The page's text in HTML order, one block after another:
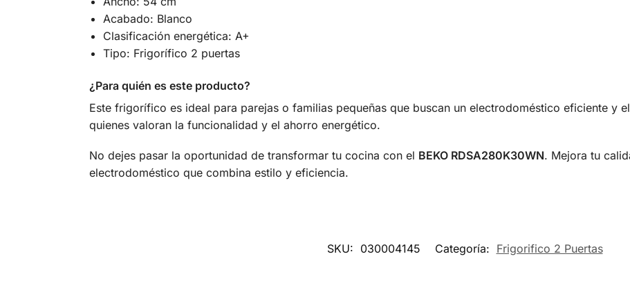
Acabado: Blanco
Clasificación energética: A+
Tipo: Frigorífico 2 puertas
¿Para quién es este producto?
Este frigorífico es ideal para parejas o familias pequeñas que buscan un electrodoméstico eficiente y
quienes valoran la funcionalidad y el ahorro energético.
No dejes pasar la oportunidad de transformar tu cocina con el BEKO RDSA280K30WN. Mejora tu
electrodoméstico que combina estilo y eficiencia.
SKU: 030004145 Categoría: Frigorifico 2 Puertas